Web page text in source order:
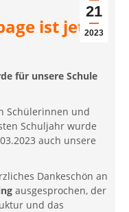
21
2023
ist jetzt
für unsere Schule
Schülerinnen und
Schuljahr wurde
auch unsere
Dankeschön an
ausgesprochen, der
und das